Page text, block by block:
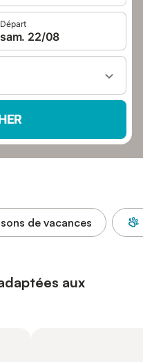
Départ
sam. 22/08
de vacances
aux